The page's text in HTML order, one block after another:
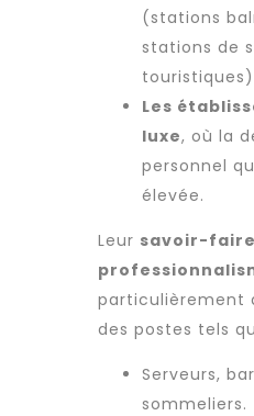
(stations
stations de
Les
luxe, où la
personnel
élevée.
Leur savoir-
particulièrement
des postes tels
Serveurs,
sommeliers.